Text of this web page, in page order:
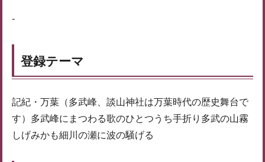
-
登録テーマ
記紀・万葉（多武峰、談山神社は万葉時代の歴史舞台で
す）多武峰にまつわる歌のひとつうち手折り多武の山霧
しげみかも細川の瀬に波の騒げる